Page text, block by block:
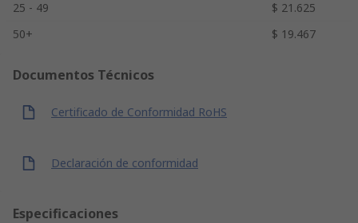
25 - 49
$ 21.625
50+
$ 19.467
Documentos Técnicos
Certificado de Conformidad RoHS
Declaración de conformidad
Especificaciones